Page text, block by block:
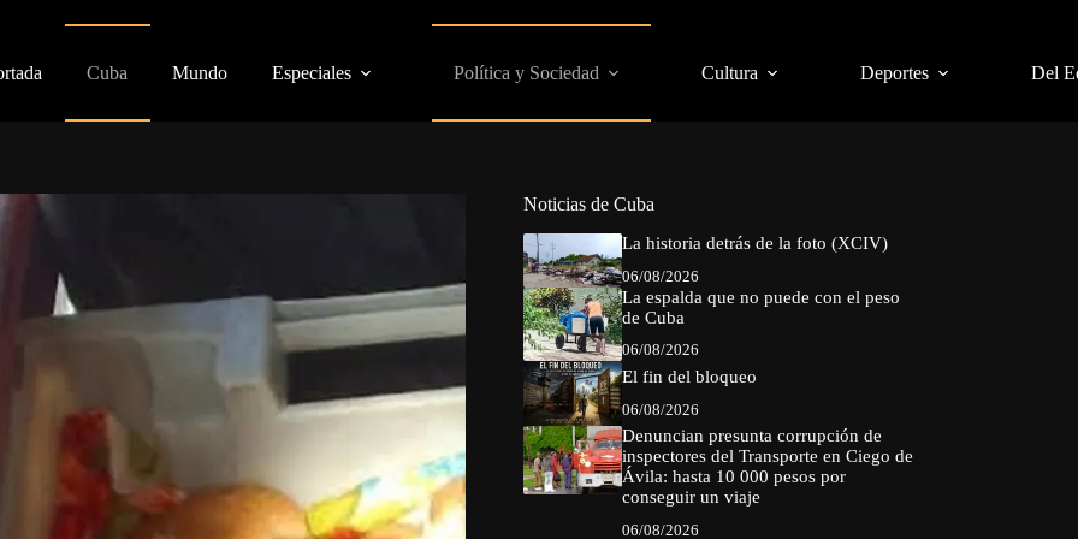
Cuba Mundo Especiales Política y Sociedad Cultura Deportes Del
Noticias de Cuba
La historia detrás de la foto (XCIV)
06/08/2026
La espalda que no puede con el peso
de Cuba
06/08/2026
El fin del bloqueo
06/08/2026
Denuncian presunta corrupción de
inspectores del Transporte en Ciego de
Ávila: hasta 10 000 pesos por
conseguir un viaje
06/08/2026